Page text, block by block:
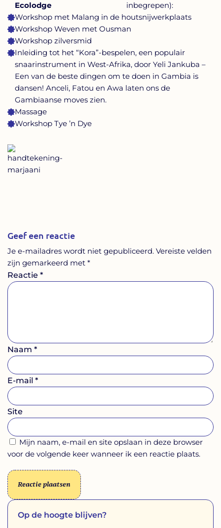
Ecolodge
inbegrepen):
Workshop met Malang in de houtsnijwerkplaats
Workshop Weven met Ousman
Workshop zilversmid
Inleiding tot het “Kora”-bespelen, een populair
snaarinstrument in West-Afrika, door Yeli Jankuba –
Een van de beste dingen om te doen in Gambia is
dansen! Anceli, Fatou en Awa laten ons de
Gambiaanse moves zien.
Massage
Workshop Tye ’n Dye
Geef een reactie
Je e-mailadres wordt niet gepubliceerd. Vereiste velden
zijn gemarkeerd met *
Reactie *
Naam *
E-mail *
Site
Mijn naam, e-mail en site opslaan in deze browser
voor de volgende keer wanneer ik een reactie plaats.
Op de hoogte blijven?